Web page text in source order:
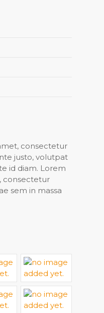
consectetur
justo, volutpat
id diam. Lorem
consectetur
sem in massa